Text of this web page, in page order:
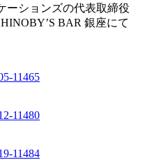
ーションズの代表取締役
BAR 銀座にて
11465
11480
11484